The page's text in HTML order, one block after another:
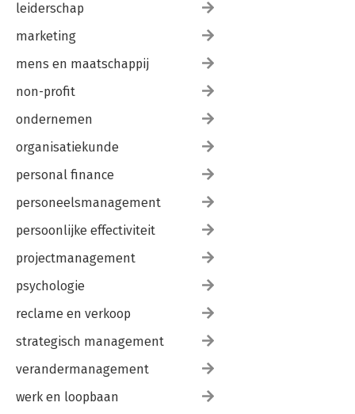
leiderschap
marketing
mens en maatschappij
non-profit
ondernemen
organisatiekunde
personal finance
personeelsmanagement
persoonlijke effectiviteit
projectmanagement
psychologie
reclame en verkoop
strategisch management
verandermanagement
werk en loopbaan